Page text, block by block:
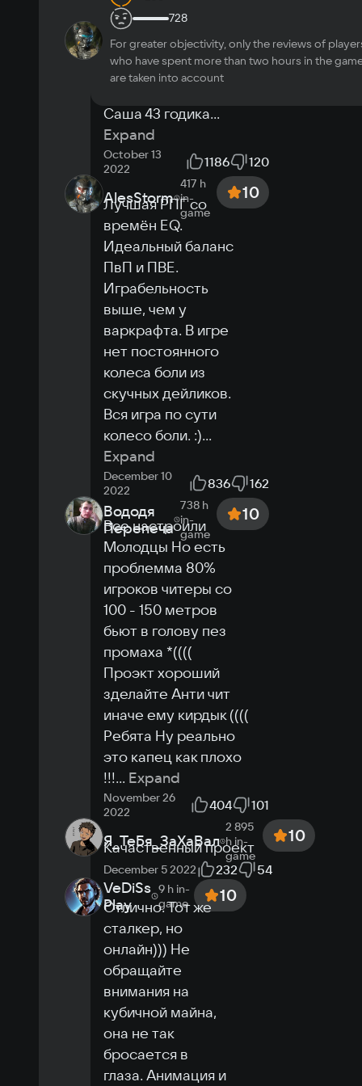
Recommended
OS
Windows 10, Windows 11
Intel Core i5-7400 / AMD Ryzen 5 1600
Memory
Video card
NVIDIA GeForce GTX 1060 / AMD Radeon
RX 580 / Intel Arc A580
Space
Other
OpenGL: Версия 3.3 и выше
To run in the cloud
Hi-speed internet
Purchased game
No need to download
Ultra settings
Play in the cloud
M1RUSSIA
game
10
Отличная замена
STALKER, только
Саша 43 годика...
Expand
October 13
2022
1186 120
AlesStorm
417 h
in-
game
10
Лучшая РПГ со
времён EQ.
Идеальный баланс
ПвП и ПВЕ.
Играбельность
выше, чем у
варкрафта. В игре
нет постоянного
колеса боли из
скучных дейликов.
Вся игра по сути
колесо боли. :)...
Expand
December 10
2022
836 162
Вододя
Перепеча
738 h
in-
game
10
Все настроили
Молодцы Но есть
проблемма 80%
игроков читеры со
100 - 150 метров
бьют в голову пез
промаха *((((
Проэкт хороший
зделайте Анти чит
иначе ему кирдык ((((
Ребята Ну реально
это капец как плохо
!!!... Expand
November 26
2022
404 101
Я_ТеБя_ЗаХаВал
2 895
h in-
game
10
Качаственный проект
December 5 2022 232 54
VeDiSs
Play
9 h in-
game
10
Отлично. Тот же
сталкер, но
онлайн))) Не
обращайте
внимания на
кубичной майна,
она не так
бросается в
глаза. Анимация и
728
For greater objectivity, only the reviews of
who have spent more than two hours in the
are taken into account